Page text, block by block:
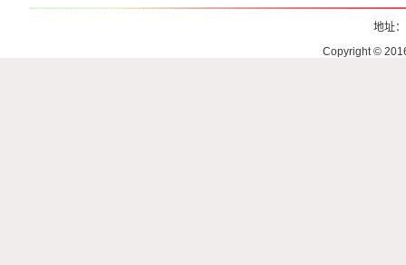
地址
Copyright ©